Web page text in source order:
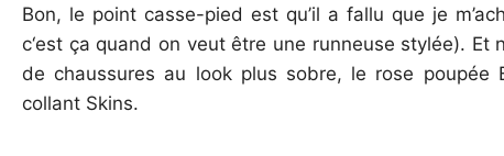
Bon, le point casse-pied est qu’il a fallu que je
c‘est ça quand on veut être une runneuse stylée).
de chaussures au look plus sobre, le rose poupée
collant Skins.